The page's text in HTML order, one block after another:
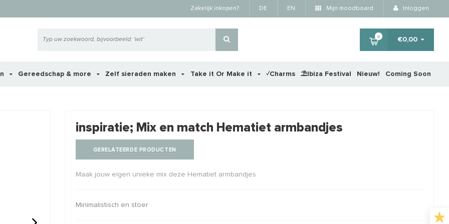
Zakelijk inkopen? DE EN Mijn moodboard Inloggen
0 €0,00
Gereedschap & more Zelf sieraden maken Take it Or Make it ✓Charms ⛱️Ibiza Festival Nieuw! Coming Soon
interessant voor je?
inspiratie; Mix en match Hematiet armbandjes
GERELATEERDE PRODUCTEN
Maak jouw eigen unieke mix deze Hematiet armbandjes
Minimalistisch en stoer